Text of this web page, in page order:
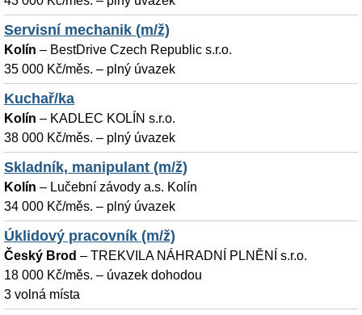
Servisní mechanik (m/ž)
Kolín – BestDrive Czech Republic s.r.o.
35 000 Kč/měs. – plný úvazek
Kuchař/ka
Kolín – KADLEC KOLÍN s.r.o.
38 000 Kč/měs. – plný úvazek
Skladník, manipulant (m/ž)
Kolín – Lučební závody a.s. Kolín
34 000 Kč/měs. – plný úvazek
Úklidový pracovník (m/ž)
Český Brod – TREKVILA NÁHRADNÍ PLNĚNÍ s.r.o.
18 000 Kč/měs. – úvazek dohodou
3 volná místa